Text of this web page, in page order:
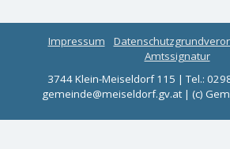
Impressum
Amtssignatur
3744 Klein-Meiseldorf 115 | Tel.:
gemeinde@meiseldorf.gv.at | (c)